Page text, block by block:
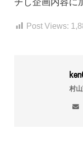
Post Views:
村